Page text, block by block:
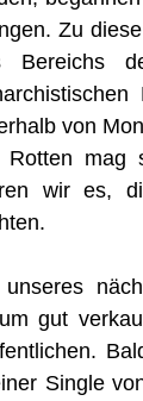
Zu
Bereichs
von
Rotten mag
wir es,
gut
Single